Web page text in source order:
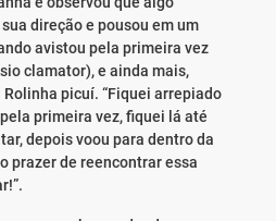
direção e pousou em um
avistou pela primeira vez
clamator), e ainda mais,
picuí. “Fiquei arrepiado
primeira vez, fiquei lá até
depois voou para dentro da
prazer de reencontrar essa